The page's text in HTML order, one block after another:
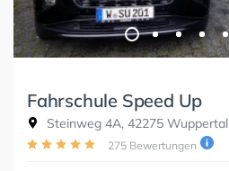
Fahrschule Speed Up
Steinweg 4A, 42275 Wuppertal
275 Bewertungen